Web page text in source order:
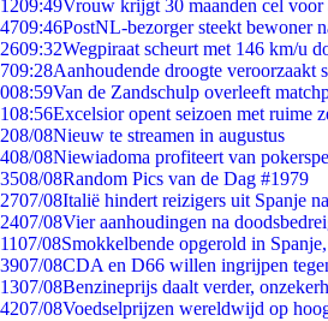
1209:49Vrouw krijgt 30 maanden cel
4709:46PostNL-bezorger steekt bewoner
2609:32Wegpiraat scheurt met 146 km/u
709:28Aanhoudende droogte
008:59Van de Zandschulp overleeft
108:56Excelsior opent seizoen met ruime
208/08Nieuw te streamen in augustus
408/08Niewiadoma profiteert van
3508/08Random Pics van de Dag #1979
2707/08Italië hindert reizigers uit Spanje
2407/08Vier aanhoudingen na
1107/08Smokkelbende opgerold in
3907/08CDA en D66 willen ingrijpen
1307/08Benzineprijs daalt verder,
4207/08Voedselprijzen wereldwijd op